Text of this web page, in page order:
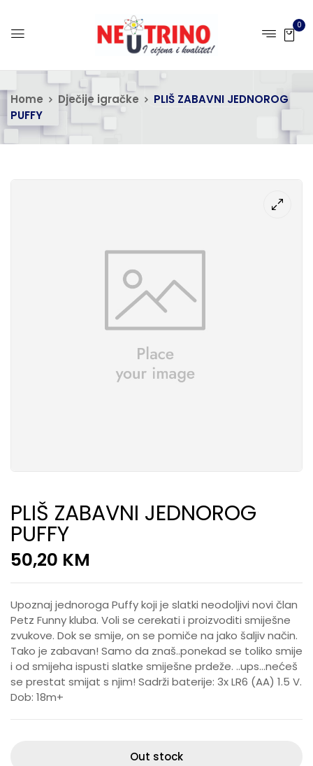
0
Home Dječije igračke
PLIŠ ZABAVNI JEDNOROG
PUFFY
PLIŠ ZABAVNI JEDNOROG
PUFFY
50,20 KM
Upoznaj jednoroga Puffy koji je slatki neodoljivi novi član
Petz Funny kluba. Voli se cerekati i proizvoditi smiješne
zvukove. Dok se smije, on se pomiče na jako šaljiv način.
Tako je zabavan! Samo da znaš..ponekad se toliko smije
i od smijeha ispusti slatke smiješne prdeže. ..ups…nećeš
se prestat smijat s njim! Sadrži baterije: 3x LR6 (AA) 1.5 V.
Dob: 18m+
Out stock